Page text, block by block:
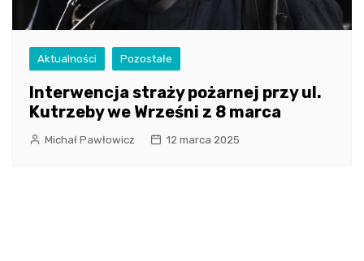
Aktualności Pozostałe
Interwencja straży pożarnej przy ul.
Kutrzeby we Wrześni z 8 marca
Michał Pawłowicz 12 marca 2025